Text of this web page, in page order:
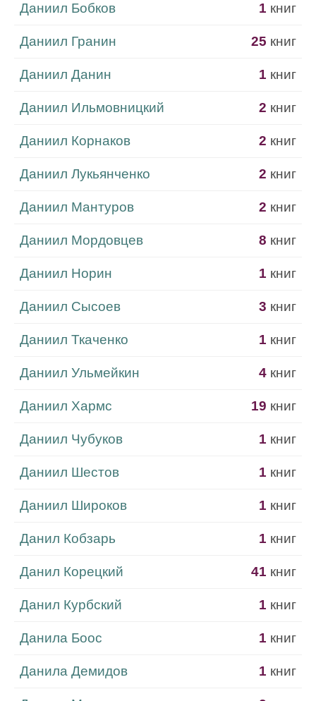
Даниил Бобков 1 книг
Даниил Гранин 25 книг
Даниил Данин 1 книг
Даниил Ильмовницкий 2 книг
Даниил Корнаков 2 книг
Даниил Лукьянченко 2 книг
Даниил Мантуров 2 книг
Даниил Мордовцев 8 книг
Даниил Норин 1 книг
Даниил Сысоев 3 книг
Даниил Ткаченко 1 книг
Даниил Ульмейкин 4 книг
Даниил Хармс 19 книг
Даниил Чубуков 1 книг
Даниил Шестов 1 книг
Даниил Широков 1 книг
Данил Кобзарь 1 книг
Данил Корецкий 41 книг
Данил Курбский 1 книг
Данила Боос 1 книг
Данила Демидов 1 книг